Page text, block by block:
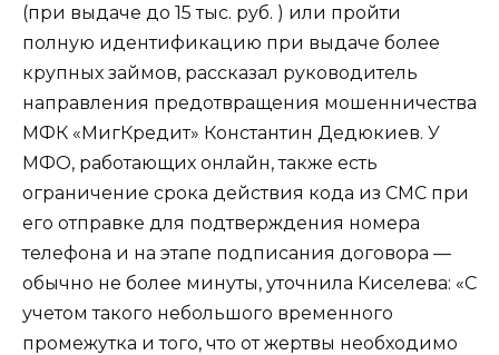
(при выдаче до 15 тыс. руб. ) или пройти
полную идентификацию при выдаче более
крупных займов, рассказал руководитель
направления предотвращения мошенничества
МФК «МигКредит» Константин Дедюкиев. У
МФО, работающих онлайн, также есть
ограничение срока действия кода из СМС при
его отправке для подтверждения номера
телефона и на этапе подписания договора —
обычно не более минуты, уточнила Киселева: «С
учетом такого небольшого временного
промежутка и того, что от жертвы необходимо